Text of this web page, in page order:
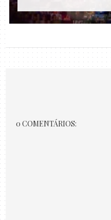
0 COMENTÁRIOS: